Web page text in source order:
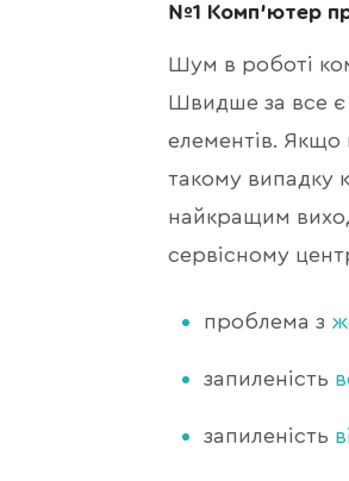
№1 Комп'ютер
Шум в роботі
Швидше за все є
елементів.
такому випадку
найкращим
сервісному
проблема з
запиленість
запиленість